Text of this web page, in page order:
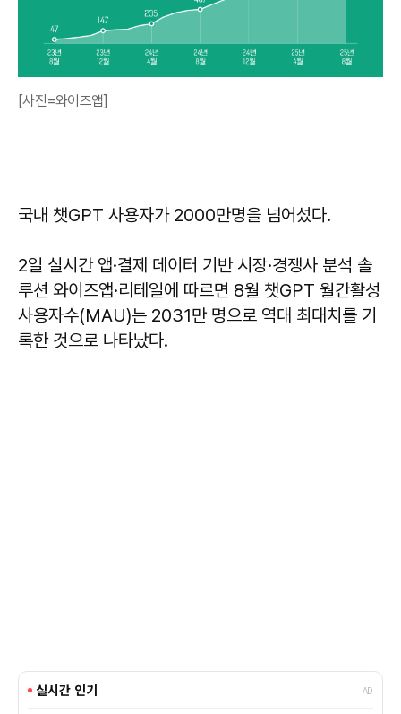
[사진=와이즈앱]
국내 챗GPT 사용자가 2000만명을 넘어섰다.
2일 실시간 앱·결제 데이터 기반 시장·경쟁사 분석 솔
루션 와이즈앱·리테일에 따르면 8월 챗GPT 월간활성
사용자수(MAU)는 2031만 명으로 역대 최대치를 기
록한 것으로 나타났다.